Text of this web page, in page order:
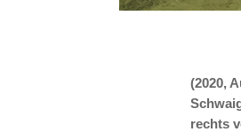
(2020,
rechts